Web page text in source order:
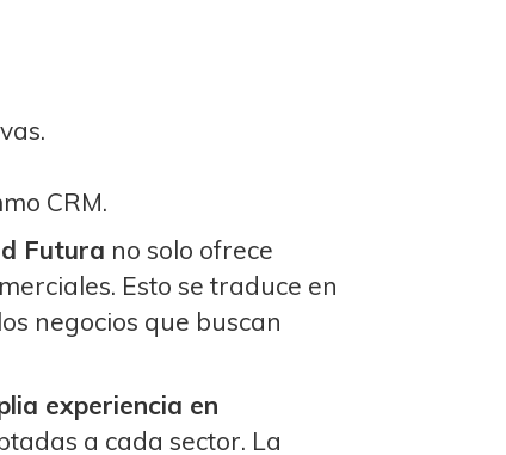
CRM.
Futura no solo ofrece
Esto se traduce en
negocios que buscan
experiencia en
a cada sector. La